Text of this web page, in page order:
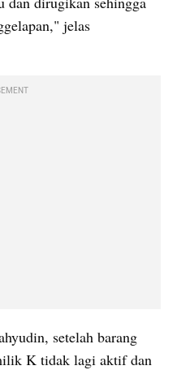
jelas
setelah barang
K tidak lagi aktif dan